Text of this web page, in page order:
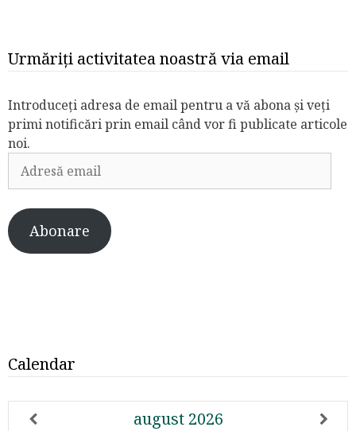
Urmăriți activitatea noastră via email
Introduceți adresa de email pentru a vă abona și veți
primi notificări prin email când vor fi publicate articole
noi.
Adresă
email
Abonare
Calendar
august 2026